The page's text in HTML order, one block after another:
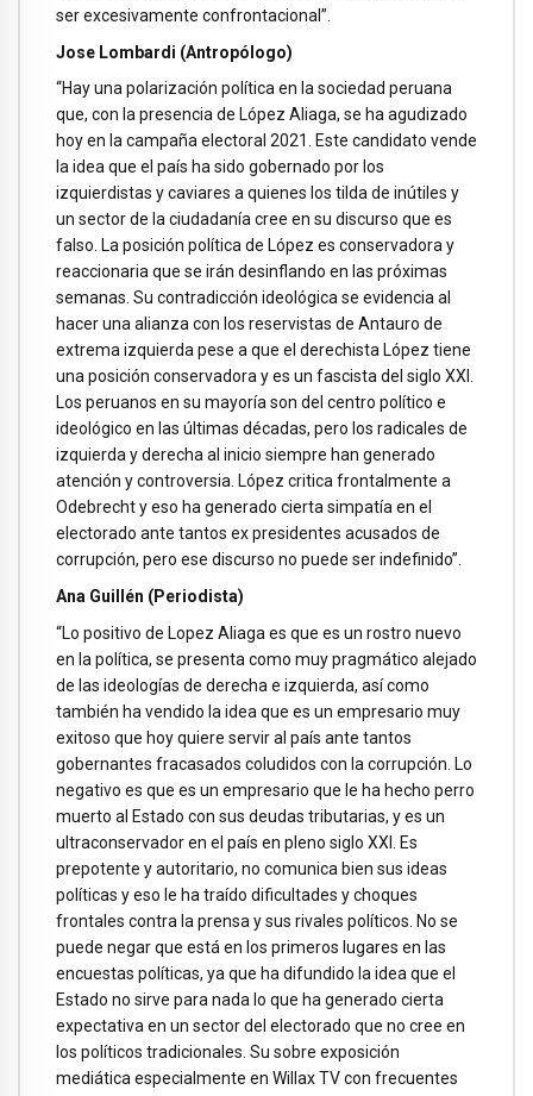
ser excesivamente confrontacional”.
Jose Lombardi (Antropólogo)
“Hay una polarización política en la sociedad peruana
que, con la presencia de López Aliaga, se ha agudizado
hoy en la campaña electoral 2021. Este candidato vende
la idea que el país ha sido gobernado por los
izquierdistas y caviares a quienes los tilda de inútiles y
un sector de la ciudadanía cree en su discurso que es
falso. La posición política de López es conservadora y
reaccionaria que se irán desinflando en las próximas
semanas. Su contradicción ideológica se evidencia al
hacer una alianza con los reservistas de Antauro de
extrema izquierda pese a que el derechista López tiene
una posición conservadora y es un fascista del siglo XXI.
Los peruanos en su mayoría son del centro político e
ideológico en las últimas décadas, pero los radicales de
izquierda y derecha al inicio siempre han generado
atención y controversia. López critica frontalmente a
Odebrecht y eso ha generado cierta simpatía en el
electorado ante tantos ex presidentes acusados de
corrupción, pero ese discurso no puede ser indefinido”.
Ana Guillén (Periodista)
“Lo positivo de Lopez Aliaga es que es un rostro nuevo
en la política, se presenta como muy pragmático alejado
de las ideologías de derecha e izquierda, así como
también ha vendido la idea que es un empresario muy
exitoso que hoy quiere servir al país ante tantos
gobernantes fracasados coludidos con la corrupción. Lo
negativo es que es un empresario que le ha hecho perro
muerto al Estado con sus deudas tributarias, y es un
ultraconservador en el país en pleno siglo XXI. Es
prepotente y autoritario, no comunica bien sus ideas
políticas y eso le ha traído dificultades y choques
frontales contra la prensa y sus rivales políticos. No se
puede negar que está en los primeros lugares en las
encuestas políticas, ya que ha difundido la idea que el
Estado no sirve para nada lo que ha generado cierta
expectativa en un sector del electorado que no cree en
los políticos tradicionales. Su sobre exposición
mediática especialmente en Willax TV con frecuentes